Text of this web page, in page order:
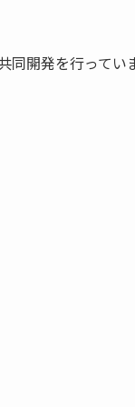
同開発を行ってい